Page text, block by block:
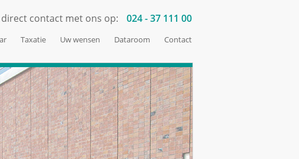
contact met ons op: 024 - 37 111 00
Taxatie Uw wensen Dataroom Contact